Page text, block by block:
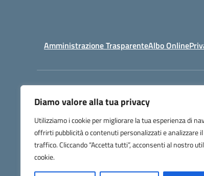
Diamo valore alla tua privacy
Utilizziamo i cookie per migliorare la tua esperienza di
offrirti pubblicità o contenuti personalizzati e analizzare
traffico. Cliccando “Accetta tutti”, acconsenti al nostro
cookie.
Amministrazione TrasparenteAlbo Online